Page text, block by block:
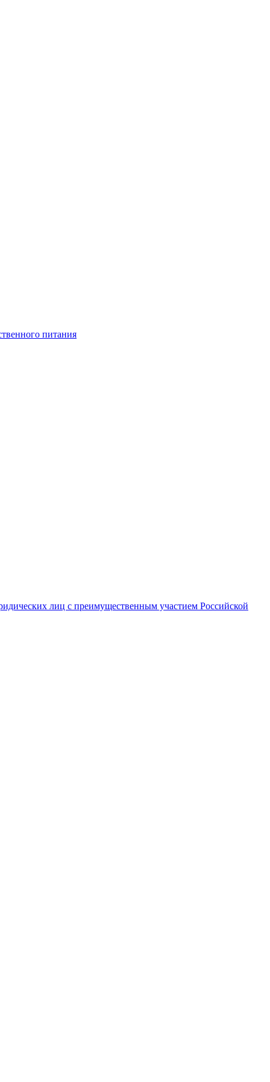
питания
лиц с преимущественным участием Российской